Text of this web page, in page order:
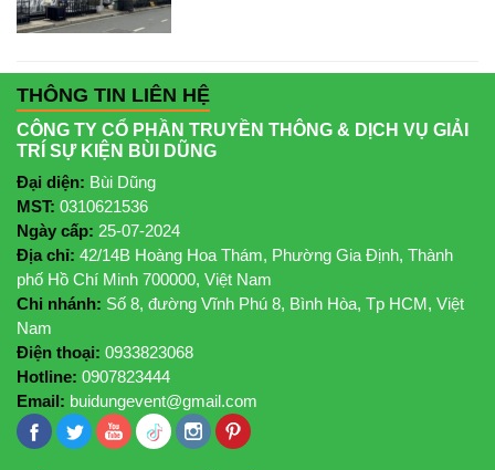
THÔNG TIN LIÊN HỆ
CÔNG TY CỔ PHẦN TRUYỀN THÔNG & DỊCH VỤ GIẢI
TRÍ SỰ KIỆN BÙI DŨNG
Đại diện: Bùi Dũng
MST: 0310621536
Ngày cấp: 25-07-2024
Địa chỉ: 42/14B Hoàng Hoa Thám, Phường Gia Định, Thành
phố Hồ Chí Minh 700000, Việt Nam
Chi nhánh: Số 8, đường Vĩnh Phú 8, Bình Hòa, Tp HCM, Việt
Nam
Điện thoại: 0933823068
Hotline: 0907823444
Email: buidungevent@gmail.com